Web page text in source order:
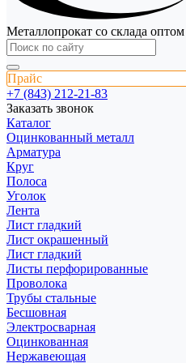
Металлопрокат со склада
Прайс
+7 (843) 212-21-83
Заказать звонок
Каталог
Оцинкованный металл
Арматура
Круг
Полоса
Уголок
Лента
Лист гладкий
Лист окрашенный
Лист гладкий
Листы перфорированные
Проволока
Трубы стальные
Бесшовная
Электросварная
Оцинкованная
Нержавеющая